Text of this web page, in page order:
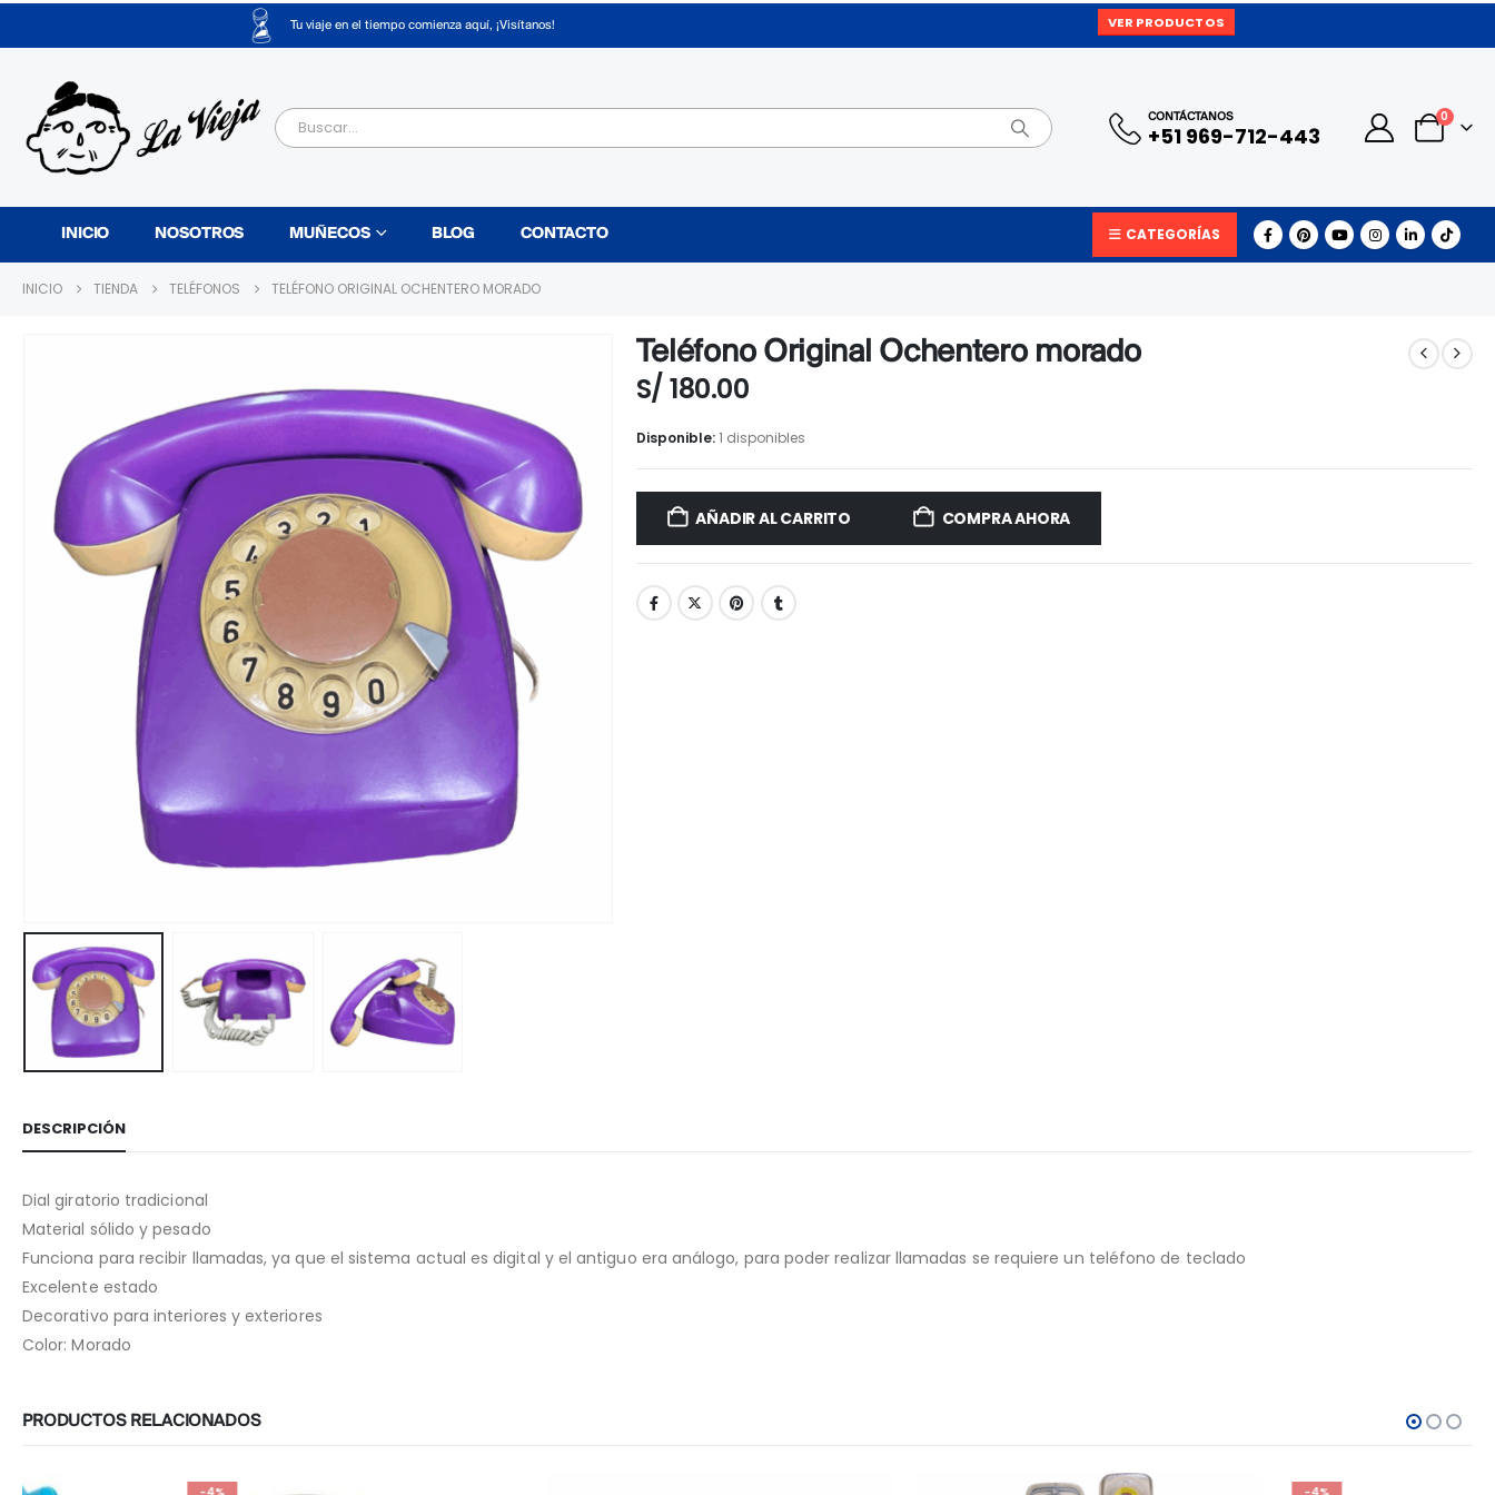
Tu viaje en el tiempo comienza aquí, ¡Visítanos! VER PRODUCTOS
CONTÁCTANOS
+51 969-712-443
0
INICIO NOSOTROS MUÑECOS BLOG CONTACTO CATEGORÍAS
INICIO TIENDA TELÉFONOS TELÉFONO ORIGINAL OCHENTERO MORADO
Teléfono Original Ochentero morado
S/ 180.00
Disponible:1 disponibles
AÑADIR AL CARRITO COMPRA AHORA
DESCRIPCIÓN
Dial giratorio tradicional
Material sólido y pesado
Funciona para recibir llamadas, ya que el sistema actual es digital y el antiguo era análogo, para poder realizar llamadas se requiere un teléfono de teclado
Excelente estado
Decorativo para interiores y exteriores
Color: Morado
PRODUCTOS RELACIONADOS